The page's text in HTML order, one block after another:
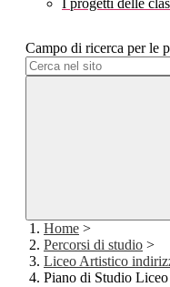
I progetti delle
Campo di ricerca per le
Home >
Percorsi di studio >
Liceo Artistico
Piano di Studio